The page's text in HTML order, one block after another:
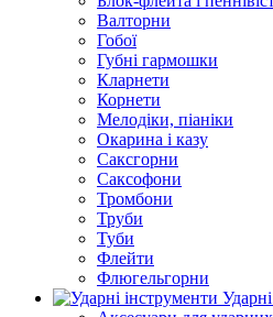
Валторни
Гобої
Губні гармошки
Кларнети
Корнети
Мелодіки, піаніки
Окарина і казу
Саксгорни
Саксофони
Тромбони
Труби
Туби
Флейти
Флюгельгорни